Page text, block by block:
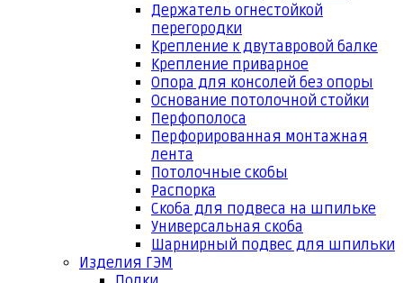
Держатель огнестойкой
перегородки
Крепление к двутавровой балке
Крепление приварное
Опора для консолей без опоры
Основание потолочной стойки
Перфополоса
Перфорированная монтажная
лента
Потолочные скобы
Распорка
Скоба для подвеса на шпильке
Универсальная скоба
Шарнирный подвес для шпильки
Изделия ГЭМ